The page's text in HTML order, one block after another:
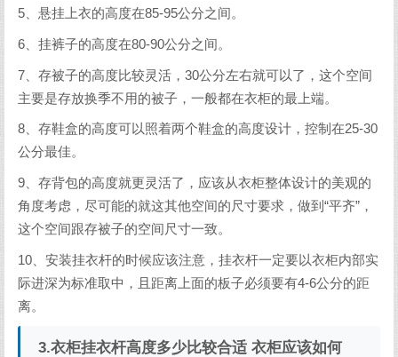
5、悬挂上衣的高度在85-95公分之间。
6、挂裤子的高度在80-90公分之间。
7、存被子的高度比较灵活，30公分左右就可以了，这个空间
主要是存放换季不用的被子，一般都在衣柜的最上端。
8、存鞋盒的高度可以照着两个鞋盒的高度设计，控制在25-30
公分最佳。
9、存背包的高度就更灵活了，应该从衣柜整体设计的美观的
角度考虑，尽可能的就这其他空间的尺寸要求，做到“平齐”，
这个空间跟存被子的空间尺寸一致。
10、安装挂衣杆的时候应该注意，挂衣杆一定要以衣柜内部实
际进深为标准取中，且距离上面的板子必须要有4-6公分的距
离。
3.衣柜挂衣杆高度多少比较合适 衣柜应该如何